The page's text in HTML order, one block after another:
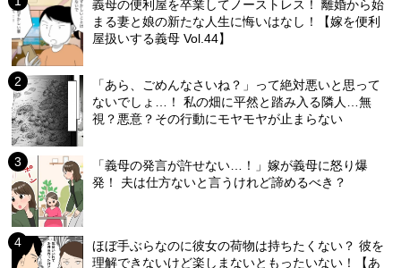
義母の便利屋を卒業してノーストレス！ 離婚から始
まる妻と娘の新たな人生に悔いはなし！【嫁を便利
屋扱いする義母 Vol.44】
「あら、ごめんなさいね？」って絶対悪いと思って
ないでしょ…！ 私の畑に平然と踏み入る隣人…無
視？悪意？その行動にモヤモヤが止まらない
「義母の発言が許せない…！」嫁が義母に怒り爆
発！ 夫は仕方ないと言うけれど諦めるべき？
ほぼ手ぶらなのに彼女の荷物は持ちたくない？ 彼を
理解できないけど楽しまないともったいない！【あ